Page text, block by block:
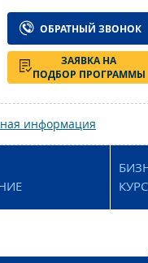
ОБРАТНЫЙ ЗВОНОК
ЗАЯВКА НА
ПОДБОР ПРОГРАММЫ
информация